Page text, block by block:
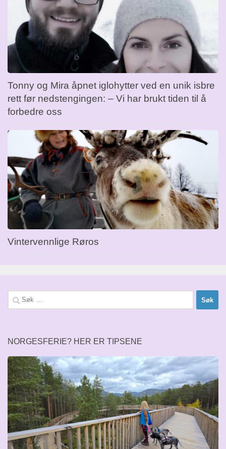
Tonny og Mira åpnet iglohytter ved en unik isbre
rett før nedstengingen: – Vi har brukt tiden til å
forbedre oss
Vintervennlige Røros
Søk
etter:
NORGESFERIE? HER ER TIPSENE